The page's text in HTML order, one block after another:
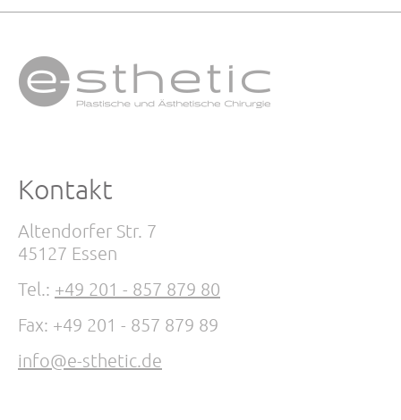
Kontakt
Altendorfer Str. 7
45127 Essen
Tel.: +49 201 - 857 879 80
Fax: +49 201 - 857 879 89
info@e-sthetic.de